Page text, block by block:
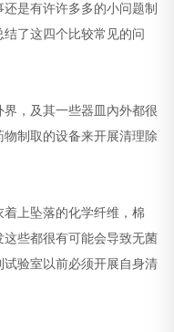
是有许许多多的小问题制
了这四个比较常见的问
，及其一些器皿內外都很
制取的设备来开展清理除
上坠落的化学纤维，棉
些都很有可能会导致无菌
验室以前必须开展自身清